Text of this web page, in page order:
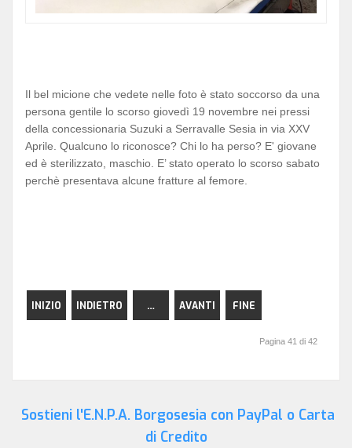
Il bel micione che vedete nelle foto è stato soccorso da una
persona gentile lo scorso giovedì 19 novembre nei pressi
della concessionaria Suzuki a Serravalle Sesia in via XXV
Aprile. Qualcuno lo riconosce? Chi lo ha perso? E' giovane
ed è sterilizzato, maschio. E’ stato operato lo scorso sabato
perchè presentava alcune fratture al femore.
INIZIO INDIETRO … AVANTI FINE
Pagina 41 di 42
Sostieni l'E.N.P.A. Borgosesia con PayPal o Carta
di Credito